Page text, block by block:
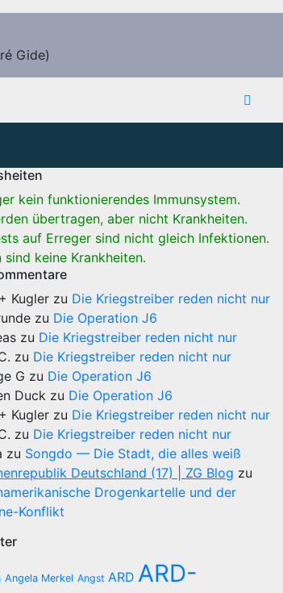
Gide)
kein funktionierendes Immunsystem.
übertragen, aber nicht Krankheiten.
auf Erreger sind nicht gleich Infektionen.
sind keine Krankheiten.
Kugler zu Die Kriegstreiber reden nicht nur
zu Die Operation J6
zu Die Kriegstreiber reden nicht nur
zu Die Kriegstreiber reden nicht nur
G zu Die Operation J6
Duck zu Die Operation J6
Kugler zu Die Kriegstreiber reden nicht nur
zu Die Kriegstreiber reden nicht nur
zu Songdo — Die Stadt, die alles weiß
Deutschland (17) | ZG Blog zu
Drogenkartelle und der
Konflikt
Angela Merkel Angst ARD ARD-